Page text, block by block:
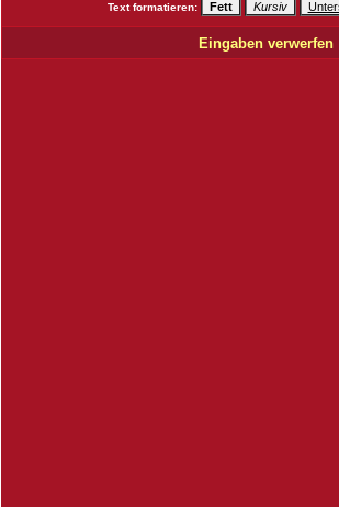
Text formatieren:
Eingaben verwerfen|